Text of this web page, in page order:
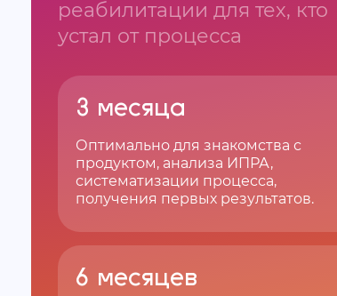
реабилитации для тех, кто
устал от процесса
3 месяца
Оптимально для знакомства с
продуктом, анализа ИПРА,
систематизации процесса,
получения первых результатов.
6 месяцев